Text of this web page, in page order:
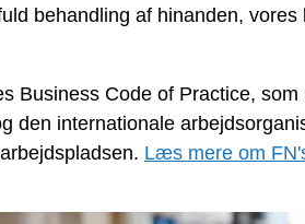
behandling af hinanden, vores
Business Code of Practice, som
den internationale
Læs mere om